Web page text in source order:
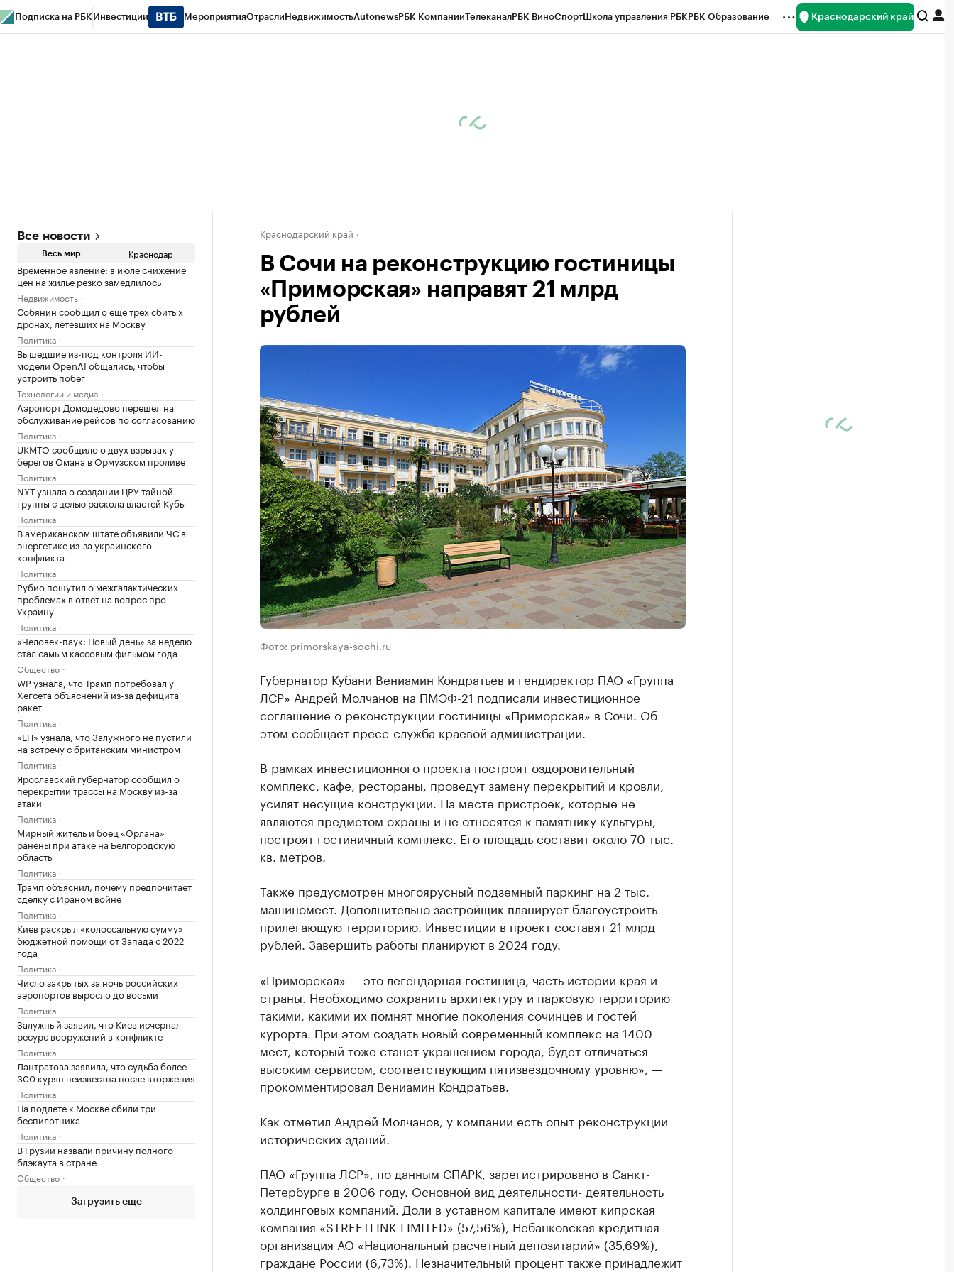
Подписка на РБК Инвестиции МероприятияОтраслиНедвижимостьAutonewsРБК КомпанииТелеканалРБК ВиноСпортШкола управления РБКРБК Образование Краснодарский край
Все новости
Весь мир Краснодар
Временное явление: в июле снижение
цен на жилье резко замедлилось
Недвижимость
Собянин сообщил о еще трех сбитых
дронах, летевших на Москву
Политика
Вышедшие из-под контроля ИИ-
модели OpenAI общались, чтобы
устроить побег
Технологии и медиа
Аэропорт Домодедово перешел на
обслуживание рейсов по согласованию
Политика
UKMTO сообщило о двух взрывах у
берегов Омана в Ормузском проливе
Политика
NYT узнала о создании ЦРУ тайной
группы с целью раскола властей Кубы
Политика
В американском штате объявили ЧС в
энергетике из-за украинского
конфликта
Политика
Рубио пошутил о межгалактических
проблемах в ответ на вопрос про
Украину
Политика
«Человек-паук: Новый день» за неделю
стал самым кассовым фильмом года
Общество
WP узнала, что Трамп потребовал у
Хегсета объяснений из-за дефицита
ракет
Политика
«ЕП» узнала, что Залужного не пустили
на встречу с британским министром
Политика
Ярославский губернатор сообщил о
перекрытии трассы на Москву из-за
атаки
Политика
Мирный житель и боец «Орлана»
ранены при атаке на Белгородскую
область
Политика
Трамп объяснил, почему предпочитает
сделку с Ираном войне
Политика
Киев раскрыл «колоссальную сумму»
бюджетной помощи от Запада с 2022
года
Политика
Число закрытых за ночь российских
аэропортов выросло до восьми
Политика
Залужный заявил, что Киев исчерпал
ресурс вооружений в конфликте
Политика
Лантратова заявила, что судьба более
300 курян неизвестна после вторжения
Политика
На подлете к Москве сбили три
беспилотника
Политика
В Грузии назвали причину полного
блэкаута в стране
Общество
Загрузить еще
Краснодарский край
В Сочи на реконструкцию гостиницы
«Приморская» направят 21 млрд
рублей
Фото: primorskaya-sochi.ru
Губернатор Кубани Вениамин Кондратьев и гендиректор ПАО «Группа
ЛСР» Андрей Молчанов на ПМЭФ-21 подписали инвестиционное
соглашение о реконструкции гостиницы «Приморская» в Сочи. Об
этом сообщает пресс-служба краевой администрации.
В рамках инвестиционного проекта построят оздоровительный
комплекс, кафе, рестораны, проведут замену перекрытий и кровли,
усилят несущие конструкции. На месте пристроек, которые не
являются предметом охраны и не относятся к памятнику культуры,
построят гостиничный комплекс. Его площадь составит около 70 тыс.
кв. метров.
Также предусмотрен многоярусный подземный паркинг на 2 тыс.
машиномест. Дополнительно застройщик планирует благоустроить
прилегающую территорию. Инвестиции в проект составят 21 млрд
рублей. Завершить работы планируют в 2024 году.
«Приморская» — это легендарная гостиница, часть истории края и
страны. Необходимо сохранить архитектуру и парковую территорию
такими, какими их помнят многие поколения сочинцев и гостей
курорта. При этом создать новый современный комплекс на 1400
мест, который тоже станет украшением города, будет отличаться
высоким сервисом, соответствующим пятизвездочному уровню», —
прокомментировал Вениамин Кондратьев.
Как отметил Андрей Молчанов, у компании есть опыт реконструкции
исторических зданий.
ПАО «Группа ЛСР», по данным СПАРК, зарегистрировано в Санкт-
Петербурге в 2006 году. Основной вид деятельности- деятельность
холдинговых компаний. Доли в уставном капитале имеют кипрская
компания «STREETLINK LIMITED» (57,56%), Небанковская кредитная
организация АО «Национальный расчетный депозитарий» (35,69%),
граждане России (6,73%). Незначительный процент также принадлежит